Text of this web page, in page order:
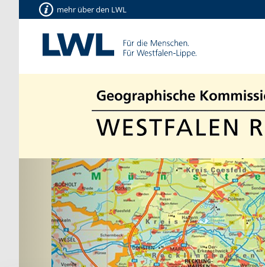
mehr über den LWL
Vorherige